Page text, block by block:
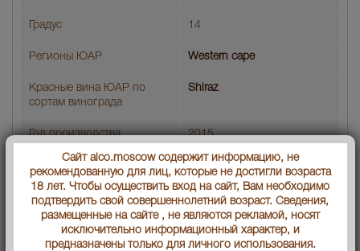
Градус 14
Регионы ЮАР Western cape
Красные вина ЮАР по
сортам винограда
Shiraz
Год производства 2015
Красное сухое
Артикул 40297
Производитель
"Робертсон Вайнери ПТИ
(Лтд)"
Сайт alco.moscow содержит информацию, не
рекомендованную для лиц, которые не достигли возраста
18 лет. Чтобы осуществить вход на сайт, Вам необходимо
подтвердить свой совершеннолетний возраст. Сведения,
размещенные на сайте , не являются рекламой, носят
исключительно информационный характер, и
предназначены только для личного использования.